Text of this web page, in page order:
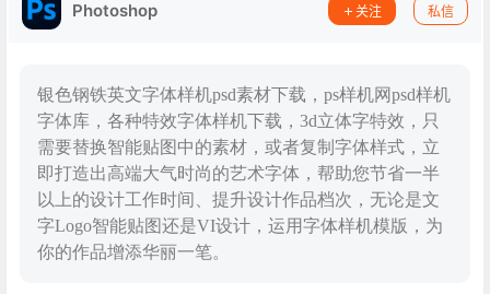
Photoshop 关注 私信
银色钢铁英文字体样机psd素材下载，ps样机网psd样机
字体库，各种特效字体样机下载，3d立体字特效，只
需要替换智能贴图中的素材，或者复制字体样式，立
即打造出高端大气时尚的艺术字体，帮助您节省一半
以上的设计工作时间、提升设计作品档次，无论是文
字Logo智能贴图还是VI设计，运用字体样机模版，为
你的作品增添华丽一笔。